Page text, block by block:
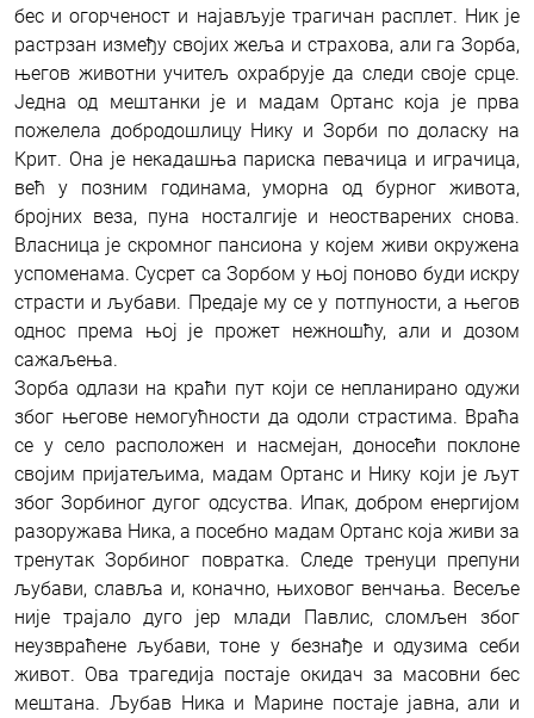
бес и огорченост и најављује трагичан расплет. Ник је
растрзан између својих жеља и страхова, али га Зорба,
његов животни учитељ охрабрује да следи своје срце.
Једна од мештанки је и мадам Ортанс која је прва
пожелела добродошлицу Нику и Зорби по доласку на
Крит. Она је некадашња париска певачица и играчица,
већ у позним годинама, уморна од бурног живота,
бројних веза, пуна носталгије и неостварених снова.
Власница је скромног пансиона у којем живи окружена
успоменама. Сусрет са Зорбом у њој поново буди искру
страсти и љубави. Предаје му се у потпуности, а његов
однос према њој је прожет нежношћу, али и дозом
сажаљења.
Зорба одлази на краћи пут који се непланирано одужи
због његове немогућности да одоли страстима. Враћа
се у село расположен и насмејан, доносећи поклоне
својим пријатељима, мадам Ортанс и Нику који је љут
због Зорбиног дугог одсуства. Ипак, добром енергијом
разоружава Ника, а посебно мадам Ортанс која живи за
тренутак Зорбиног повратка. Следе тренуци препуни
љубави, славља и, коначно, њиховог венчања. Весеље
није трајало дуго јер млади Павлис, сломљен због
неузвраћене љубави, тоне у безнађе и одузима себи
живот. Ова трагедија постаје окидач за масовни бес
мештана. Љубав Ника и Марине постаје јавна, али и